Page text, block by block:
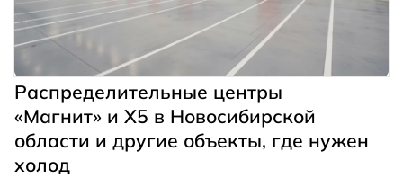
Распределительные центры
«Магнит» и X5 в Новосибирской
области и другие объекты, где нужен
холод